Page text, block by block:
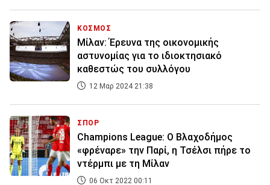
ΚΟΣΜΟΣ
Μίλαν: Έρευνα της οικονομικής
αστυνομίας για το ιδιοκτησιακό
καθεστώς του συλλόγου
12 Μαρ 2024 21:38
ΣΠΟΡ
Champions League: Ο Βλαχοδήμος
«φρέναρε» την Παρί, η Τσέλσι πήρε το
ντέρμπι με τη Μίλαν
06 Οκτ 2022 00:11